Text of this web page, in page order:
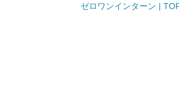
ゼロワンインターン |